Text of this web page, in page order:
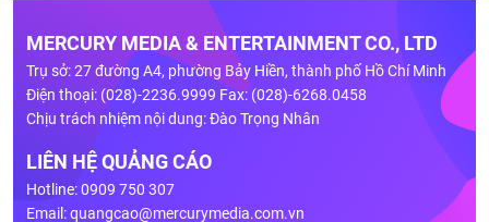
MERCURY MEDIA & ENTERTAINMENT CO., LTD
Trụ sở: 27 đường A4, phường Bảy Hiền, thành phố Hồ Chí Minh
Điện thoại: (028)-2236.9999 Fax: (028)-6268.0458
Chịu trách nhiệm nội dung: Đào Trọng Nhân
LIÊN HỆ QUẢNG CÁO
Hotline: 0909 750 307
Email:quangcao@mercurymedia.com.vn